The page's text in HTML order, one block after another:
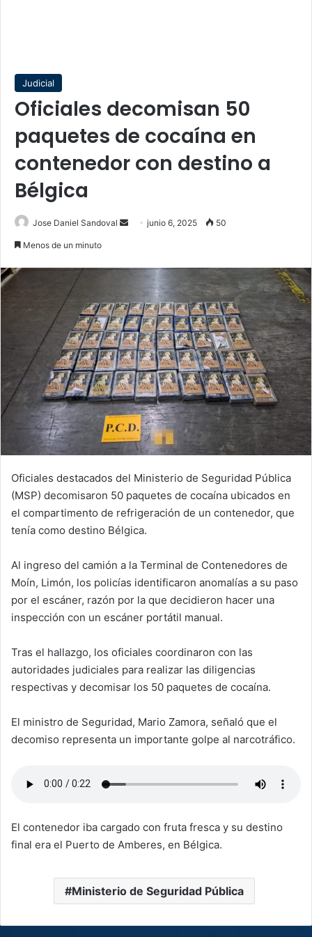
Judicial
Oficiales decomisan 50
paquetes de cocaína en
contenedor con destino a
Bélgica
Jose Daniel Sandoval
Sendjunio 6, 2025 50
Menos de un minuto
Oficiales destacados del Ministerio de Seguridad Pública
(MSP) decomisaron 50 paquetes de cocaína ubicados en
el compartimento de refrigeración de un contenedor, que
tenía como destino Bélgica.
Al ingreso del camión a la Terminal de Contenedores de
Moín, Limón, los policías identificaron anomalías a su paso
por el escáner, razón por la que decidieron hacer una
inspección con un escáner portátil manual.
Tras el hallazgo, los oficiales coordinaron con las
autoridades judiciales para realizar las diligencias
respectivas y decomisar los 50 paquetes de cocaína.
El ministro de Seguridad, Mario Zamora, señaló que el
decomiso representa un importante golpe al narcotráfico.
El contenedor iba cargado con fruta fresca y su destino
final era el Puerto de Amberes, en Bélgica.
Ministerio de Seguridad Pública